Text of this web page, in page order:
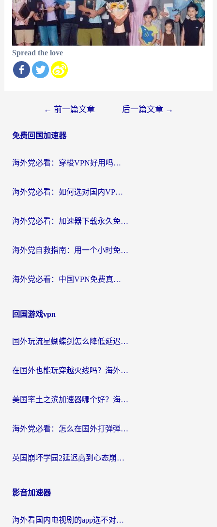
Spread the love
导
← 前一篇文章 后一篇文章 →
免费回国加速器
海外党必看：穿梭VPN好用吗？和云帆VPN对比哪个回国效果更好？附真实测评+避坑指南
海外党必看：如何选对国内VPN，实现无缝访问国内资源？
海外党必看：加速器下载永久免费版真的存在吗？教你无缝访问国内资源的正确姿势
海外党自救指南：用一个小时免费加速器，轻松打破国内资源访问壁垒？
海外党必看：中国VPN免费真的靠谱吗？手把手教你选对回国加速器
回国游戏vpn
国外玩流星蝴蝶剑怎么降低延迟？海外党必看的加速秘籍（含欧洲鸣潮&彩虹岛优化攻略）
在国外也能玩穿越火线吗？海外玩家国服游戏畅玩终极指南
美国率土之滨加速器哪个好？海外党国服游戏畅玩终极指南（附多游戏解决方案）
海外党必看：怎么在国外打弹弹堂不卡？番茄加速器亲测指南
英国崩坏学园2延迟高到心态崩？海外党国服游戏加速终极指南
影音加速器
海外看国内电视剧的app选不对？这份回国加速器避坑指南帮你流畅追剧